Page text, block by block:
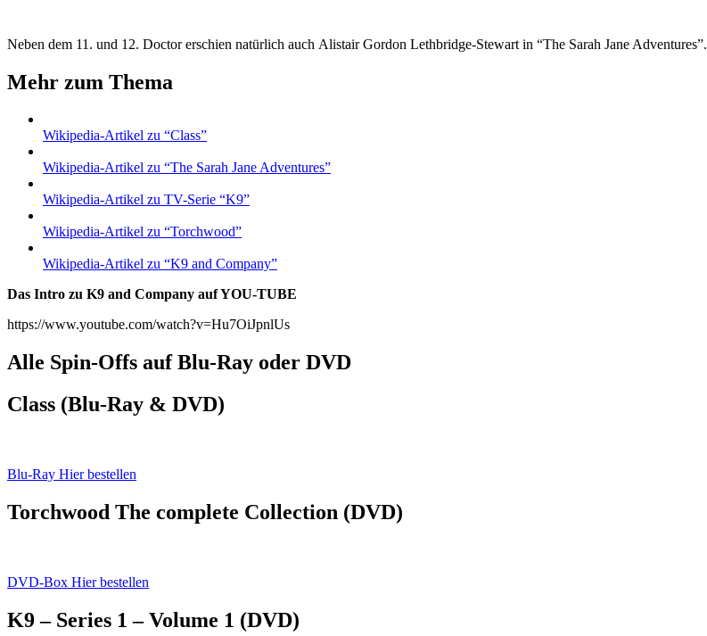
Neben dem 11. und 12. Doctor erschien natürlich auch Alistair Gordon Lethbridge-Stewart in “The Sarah Jane Adventures”.
Mehr zum Thema
Wikipedia-Artikel zu “Class”
Wikipedia-Artikel zu “The Sarah Jane Adventures”
Wikipedia-Artikel zu TV-Serie “K9”
Wikipedia-Artikel zu “Torchwood”
Wikipedia-Artikel zu “K9 and Company”
Das Intro zu K9 and Company auf YOU-TUBE
https://www.youtube.com/watch?v=Hu7OiJpnlUs
Alle Spin-Offs auf Blu-Ray oder DVD
Class (Blu-Ray & DVD)
Blu-Ray Hier bestellen
Torchwood The complete Collection (DVD)
DVD-Box Hier bestellen
K9 – Series 1 – Volume 1 (DVD)